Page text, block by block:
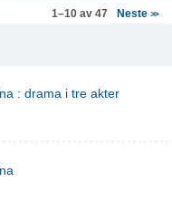
1–10 av 47 Neste>>
: drama i tre akter